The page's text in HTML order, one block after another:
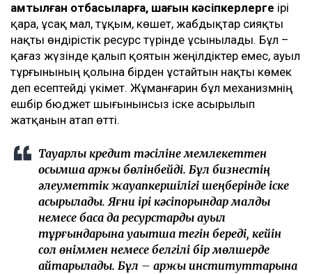
қамтылған отбасыларға, шағын кәсіпкерлерге ірі
қара, ұсақ мал, тұқым, көшет, жабдықтар сияқты
нақты өндірістік ресурс түрінде ұсынылады. Бұл –
қағаз жүзінде қалып қоятын жеңілдіктер емес, ауыл
тұрғынының қолына бірден ұстайтын нақты көмек
деп есептейді үкімет. Жұманғарин бұл механизмнің
ешбір бюджет шығынынсыз іске асырылып
жатқанын атап өтті.
Тауарлық кредит тәсіліне мемлекеттен
қосымша қаржы бөлінбейді. Бұл бизнестің
әлеуметтік жауапкершілігі шеңберінде іске
асырылады. Яғни ірі кәсіпорындар малды
немесе басқа да ресурстарды ауыл
тұрғындарына уақытша тегін береді, кейін
сол өніммен немесе белгілі бір мөлшерде
қайтарылады. Бұл – қаржы институттарына